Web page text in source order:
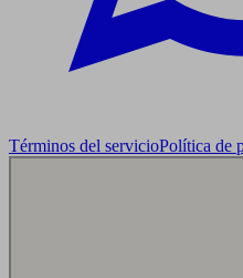
Términos del servicioPolítica de